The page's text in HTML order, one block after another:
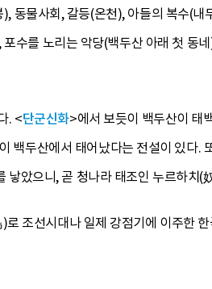
동물사회, 갈등(온천), 아들의 복수(내
수를 노리는 악당(백두산 아래 첫 동
. <단군신화>에서 보듯이 백두산이 태
두산에서 태어났다는 전설이 있다.
았으니, 곧 청나라 태조인 누르하치(
조선시대나 일제 강점기에 이주한